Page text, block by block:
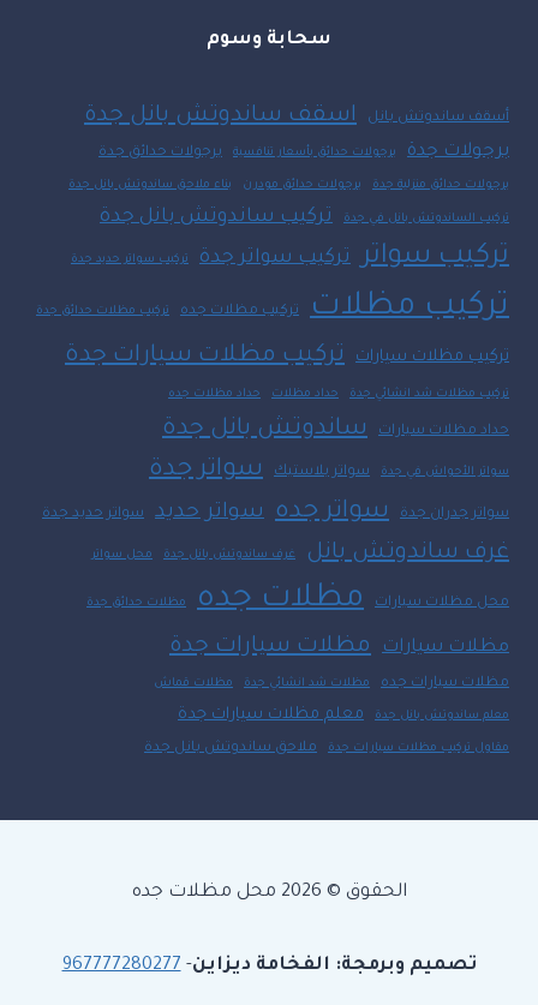
سحابة وسوم
أسقف ساندوتش بانل اسقف ساندوتش بانل جدة
برجولات جدة برجولات حدائق بأسعار تنافسية برجولات حدائق جدة
برجولات حدائق منزلية جدة برجولات حدائق مودرن بناء ملاحق ساندوتش بانل جدة
تركيب الساندوتش بانل في جدة تركيب ساندوتش بانل جدة
تركيب سواتر تركيب سواتر جدة تركيب سواتر حديد جدة
تركيب مظلات تركيب مظلات جده تركيب مظلات حدائق جدة
تركيب مظلات سيارات تركيب مظلات سيارات جدة
تركيب مظلات شد انشائي جدة حداد مظلات حداد مظلات جده
حداد مظلات سيارات ساندوتش بانل جدة
سواتر الأحواش في جدة سواتر بلاستيك سواتر جدة
سواتر جدران جدة سواتر جده سواتر حديد سواتر حديد جدة
غرف ساندوتش بانل غرف ساندوتش بانل جدة محل سواتر
محل مظلات سيارات مظلات جده مظلات حدائق جدة
مظلات سيارات مظلات سيارات جدة
مظلات سيارات جده مظلات شد انشائي جدة مظلات قماش
معلم ساندوتش بانل جدة معلم مظلات سيارات جدة
مقاول تركيب مظلات سيارات جدة ملاحق ساندوتش بانل جدة
الحقوق © 2026 محل مظلات جده
تصميم وبرمجة: الفخامة ديزاين-
967777280277